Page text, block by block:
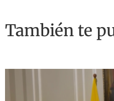
También te